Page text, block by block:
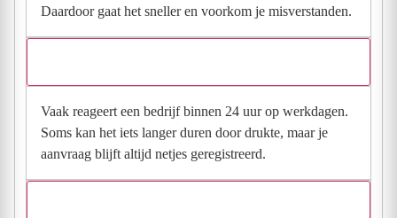
Daardoor gaat het sneller en voorkom je misverstanden.
Vaak reageert een bedrijf binnen 24 uur op werkdagen.
Soms kan het iets langer duren door drukte, maar je
aanvraag blijft altijd netjes geregistreerd.